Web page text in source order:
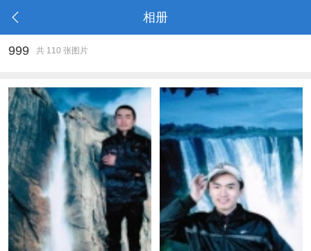
相册
999 共 110 张图片